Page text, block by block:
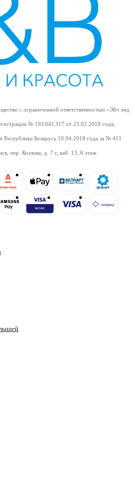
с ограниченной ответственностью «Эйч энд
№ 193 041 317 от 23.02.2018 года,
Республики Беларусь 10.04.2018 года за № 411
пер. Козлова, д. 7 г, каб. 13, 6 этаж